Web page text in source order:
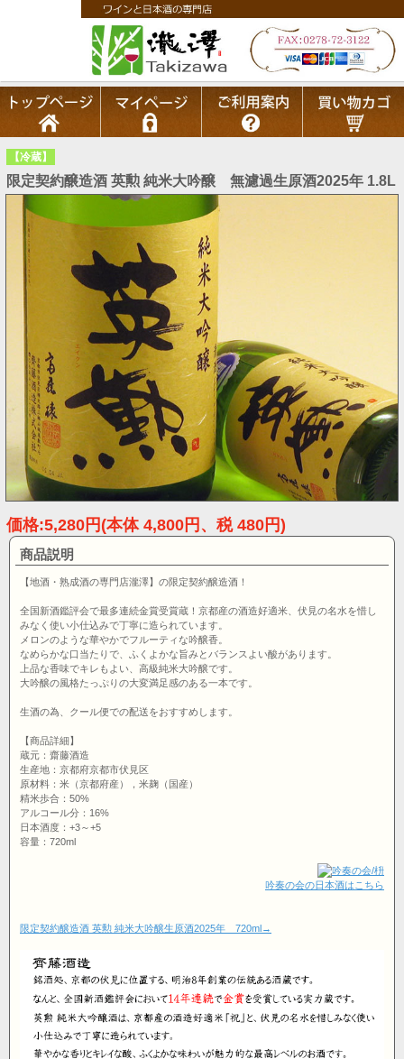
【冷蔵】
限定契約醸造酒 英勲 純米大吟醸 無濾過生原酒2025年 1.8L
価格:5,280円(本体 4,800円、税 480円)
商品説明
【地酒・熟成酒の専門店瀧澤】の限定契約醸造酒！
全国新酒鑑評会で最多連続金賞受賞蔵！京都産の酒造好適米、伏見の名水を惜し
みなく使い小仕込みで丁寧に造られています。
メロンのような華やかでフルーティな吟醸香。
なめらかな口当たりで、ふくよかな旨みとバランスよい酸があります。
上品な香味でキレもよい、高級純米大吟醸です。
大吟醸の風格たっぷりの大変満足感のある一本です。
生酒の為、クール便での配送をおすすめします。
【商品詳細】
蔵元：齋藤酒造
生産地：京都府京都市伏見区
原材料：米（京都府産），米麹（国産）
精米歩合：50%
アルコール分：16%
日本酒度：+3～+5
容量：720ml
吟奏の会の日本酒はこちら
限定契約醸造酒 英勲 純米大吟醸生原酒2025年 720ml→